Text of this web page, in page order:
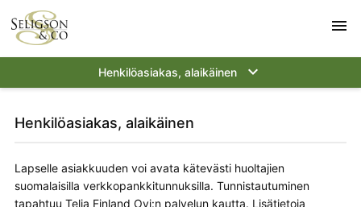
menu
Henkilöasiakas, alaikäinen keyboard_arrow_down
Henkilöasiakas, alaikäinen
Lapselle asiakkuuden voi avata kätevästi huoltajien
suomalaisilla verkko­pankki­tunnuk­silla. Tunnistautuminen
tapahtuu Telia Finland Oyj:n palvelun kautta. Lisätietoja